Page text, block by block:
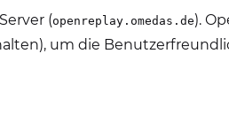
(openreplay.omedas.de).
um die